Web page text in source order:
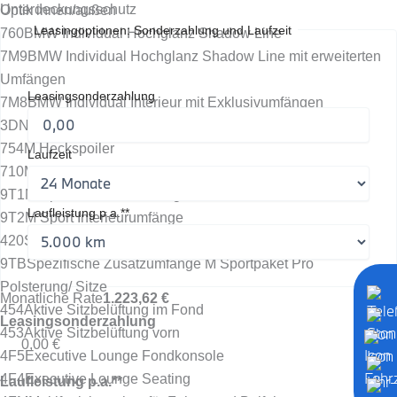
Optik innen/außen
760BMW Individual Hochglanz Shadow Line
7M9 BMW Individual Hochglanz Shadow Line mit erweiterten
Umfängen
7M8BMW Individual Interieur mit Exklusivumfängen
3DN
BMW Niere Iconic Glow
754M Heckspoiler
710M Lederlenkrad
9T1M Sport Exterieurumfänge
9T2M Sport Interieurumfänge
420Sonnenschutzverglasung
9TBSpezifische Zusatzumfänge M Sportpaket Pro
Polsterung/ Sitze
454Aktive Sitzbelüftung im Fond
453Aktive Sitzbelüftung vorn
4F5 Executive Lounge Fondkonsole
4F4Executive Lounge Seating
Unterdeckungsschutz
Leasingoptionen: Sonderzahlung und Laufzeit
Leasingsonderzahlung
Laufzeit
Laufleistung p.a.**
Monatliche Rate1.223,62 €
Leasingsonderzahlung
0,00 €
Laufleistung p.a.**